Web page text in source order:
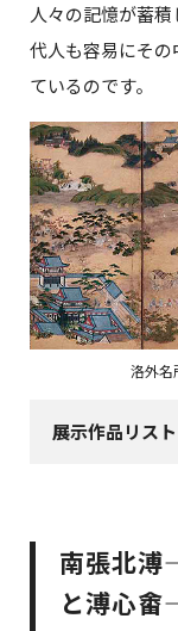
人々の記憶が蓄
代人も容易にそ
ているのです。
洛外
展示作品リスト
南張北
と溥心